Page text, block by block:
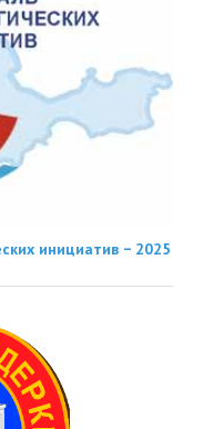
инициатив − 2025